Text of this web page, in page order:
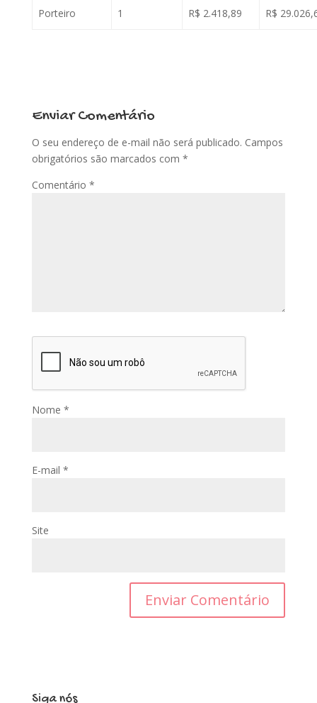
Porteiro 1 R$ 2.418,89 R$
Enviar Comentário
O seu endereço de e-mail não será publicado. Campos
obrigatórios são marcados com *
Comentário *
Nome *
E-mail *
Site
Siga nós